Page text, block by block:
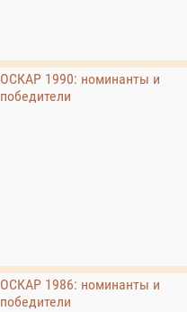
ОСКАР 1990: номинанты и
победители
ОСКАР 1986: номинанты и
победители